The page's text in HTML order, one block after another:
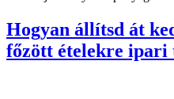
Hogyan állítsd át
főzött ételekre ipari